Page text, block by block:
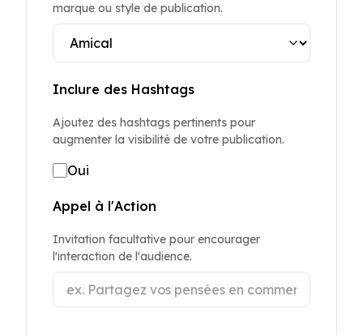
marque ou style de publication.
Inclure des Hashtags
Ajoutez des hashtags pertinents pour
augmenter la visibilité de votre publication.
Oui
Appel à l'Action
Invitation facultative pour encourager
l'interaction de l'audience.